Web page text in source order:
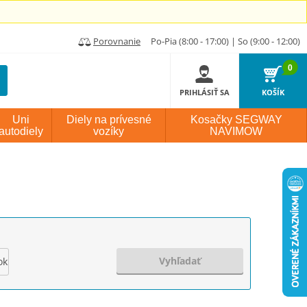
Porovnanie Po-Pia (8:00 - 17:00) | So (9:00 - 12:00)
PRIHLÁSIŤ SA
0
KOŠÍK
Uni
Diely na prívesné
vozíky
Kosačky SEGWAY
NAVIMOW
výroby Vyhľadať